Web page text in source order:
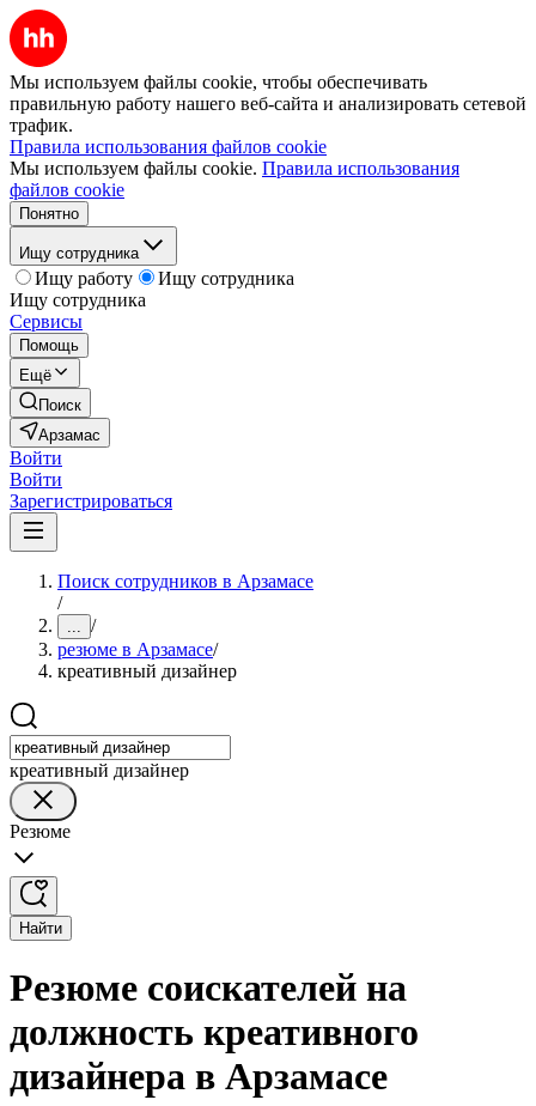
Мы используем файлы cookie, чтобы обеспечивать
правильную работу нашего веб-сайта и анализировать сетевой
трафик.
Правила использования файлов cookie
Мы используем файлы cookie. Правила использования
файлов cookie
Понятно
Ищу сотрудника
Ищу работу
Ищу сотрудника
Ищу сотрудника
Сервисы
Помощь
Ещё
Поиск
Арзамас
Войти
Войти
Зарегистрироваться
Поиск сотрудников в Арзамасе
/
... /
резюме в Арзамасе/
креативный дизайнер
креативный дизайнер
Резюме
Найти
Резюме соискателей на
должность креативного
дизайнера в Арзамасе